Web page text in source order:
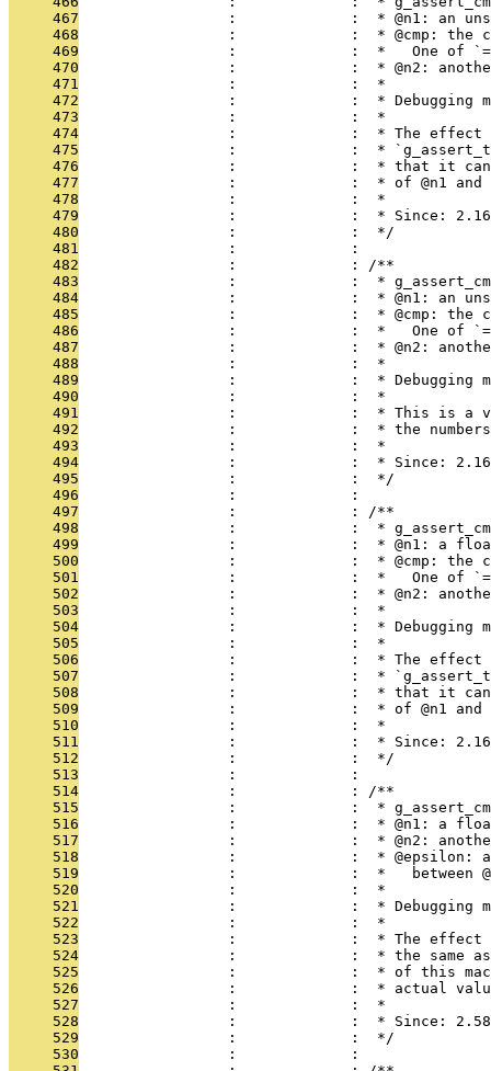
     467
:             :  * @n1: an
     468
:             :  * @cmp: the
     469
:             :  *   One of
     470
:             :  * @n2:
     471
                 :             :  *
     472
:             :  * Debugging
     473
                 :             :  *
     474
:             :  * The
     475
:             :  *
     476
:             :  * that it
     477
:             :  * of @n1 and
     478
                 :             :  *
     479
                 :             :  * Since: 2.16
     480
                 :             :  */
     481
                 :             :
     482
                 :             : /**
     483
:             :  *
     484
:             :  * @n1: an
     485
:             :  * @cmp: the
     486
:             :  *   One of
     487
:             :  * @n2:
     488
                 :             :  *
     489
:             :  * Debugging
     490
                 :             :  *
     491
:             :  * This is a
     492
:             :  * the
     493
                 :             :  *
     494
                 :             :  * Since: 2.16
     495
                 :             :  */
     496
                 :             :
     497
                 :             : /**
     498
:             :  *
     499
:             :  * @n1: a
     500
:             :  * @cmp: the
     501
:             :  *   One of
     502
:             :  * @n2:
     503
                 :             :  *
     504
:             :  * Debugging
     505
                 :             :  *
     506
:             :  * The
     507
:             :  *
     508
:             :  * that it
     509
:             :  * of @n1 and
     510
                 :             :  *
     511
                 :             :  * Since: 2.16
     512
                 :             :  */
     513
                 :             :
     514
                 :             : /**
     515
:             :  *
     516
:             :  * @n1: a
     517
:             :  * @n2:
     518
:             :  * @epsilon:
     519
:             :  *   between
     520
                 :             :  *
     521
:             :  * Debugging
     522
                 :             :  *
     523
:             :  * The
     524
:             :  * the same
     525
:             :  * of this
     526
:             :  * actual
     527
                 :             :  *
     528
                 :             :  * Since: 2.58
     529
                 :             :  */
     530
                 :             :